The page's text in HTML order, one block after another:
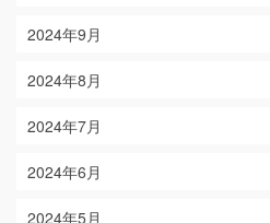
2024年9月
2024年8月
2024年7月
2024年6月
2024年5月